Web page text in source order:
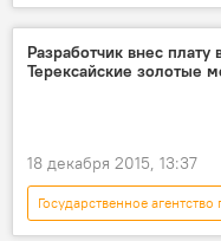
Новости
лицензия
неуплата
Разработчик внес
Терексайские золотые
18 декабря 2015, 13:37